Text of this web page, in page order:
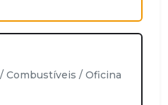
Combustíveis / Oficina